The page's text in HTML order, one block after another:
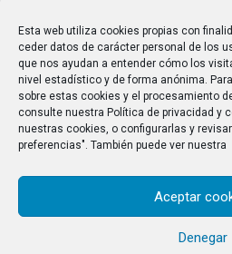
Esta web utiliza cookies propias con
ceder datos de carácter personal de los
que nos ayudan a entender cómo los
nivel estadístico y de forma anónima.
sobre estas cookies y el procesamiento
consulte nuestra Política de privacidad y
nuestras cookies, o configurarlas y
preferencias". También puede ver nuestra
Aceptar
Denegar
Tardes: 14.00 – 17.15
info@enriquesegura.com
TEXTOS LEGALES
Aviso Legal
Política de Privacidad